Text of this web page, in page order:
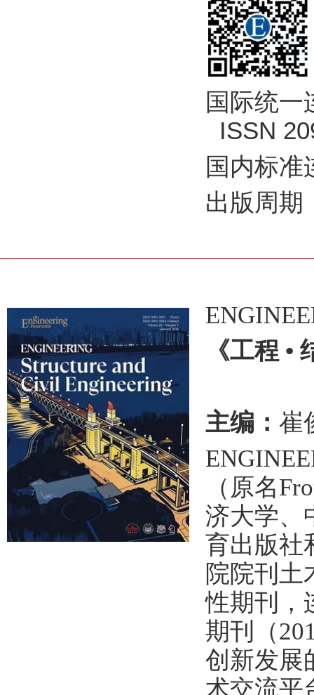
国际统
ISSN
国内标准
出版周期
《工程
主编： 崔
（原名
济大学、
育出版社
院院刊土
性期刊，
期刊（
创新发展
术交流平